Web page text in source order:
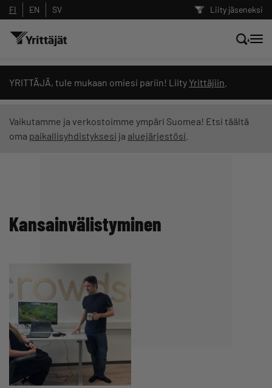
Liity jäseneksi
FI EN SV
YRITTÄJÄ, tule mukaan omiesi pariin! Liity Yrittäjiin
Vaikutamme ja verkostoimme ympäri Suomea! Etsi täältä
oma paikallisyhdistyksesi ja aluejärjestösi
Kansainvälistyminen
Hae sivustolta tai kysy suoraan
Yrittäjien tekoälyltä